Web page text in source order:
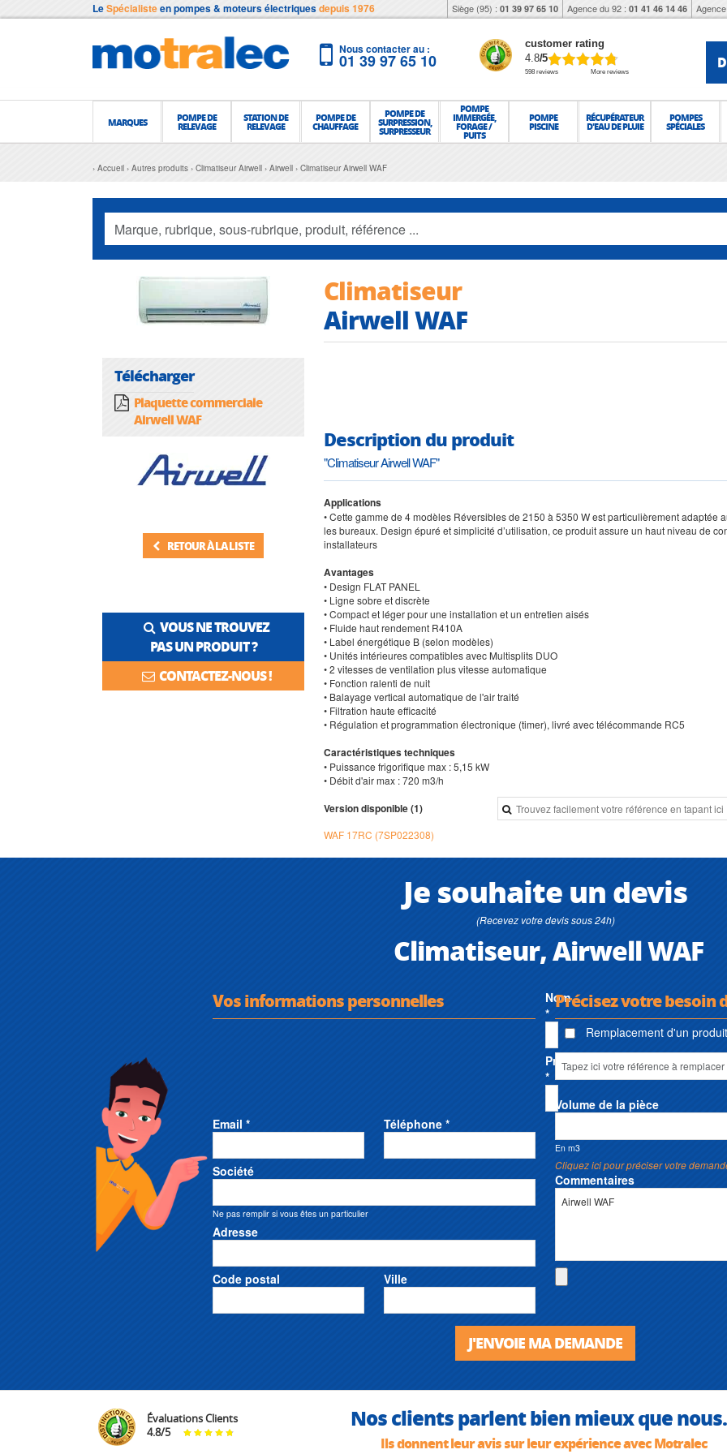
LeSpécialisteen pompes & moteurs électriquesdepuis 1976 Siège (95) : 01 39 97 65 10 Agence du 92 : 01 41 46 14 46
Nous contacter au :
01 39 97 65 10
customer rating
4.8/5
598 reviews More reviews
MARQUES POMPE DE
RELEVAGE
STATION DE
RELEVAGE
POMPE DE
CHAUFFAGE
POMPE DE
SURPRESSION,
SURPRESSEUR
POMPE
IMMERGÉE,
FORAGE /
PUITS
POMPE
PISCINE
RÉCUPÉRATEUR
D'EAU DE PLUIE
POMPES
SPÉCIALES
Accueil Autres produits Climatiseur Airwell Airwell Climatiseur Airwell WAF
Télécharger
Plaquette commerciale
Airwell WAF
RETOUR À LA LISTE
VOUS NE TROUVEZ
PAS UN PRODUIT ?
CONTACTEZ-NOUS !
Climatiseur
Airwell WAF
Description du produit
"Climatiseur Airwell WAF"
Applications
• Cette gamme de 4 modèles Réversibles de 2150 à 5350 W est particulièrement adaptée
les bureaux. Design épuré et simplicité d’utilisation, ce produit assure un haut niveau de
installateurs
Avantages
• Design FLAT PANEL
• Ligne sobre et discrète
• Compact et léger pour une installation et un entretien aisés
• Fluide haut rendement R410A
• Label énergétique B (selon modèles)
• Unités intérieures compatibles avec Multisplits DUO
• 2 vitesses de ventilation plus vitesse automatique
• Fonction ralenti de nuit
• Balayage vertical automatique de l'air traité
• Filtration haute efficacité
• Régulation et programmation électronique (timer), livré avec télécommande RC5
Caractéristiques techniques
• Puissance frigorifique max : 5,15 kW
• Débit d'air max : 720 m3/h
Version disponible (1)
WAF 17RC (7SP022308)
Je souhaite un devis
(Recevez votre devis sous 24h)
Climatiseur, Airwell WAF
Vos informations personnelles
Nom
*
Prénom
*
Email * Téléphone *
Société
Ne pas remplir si vous êtes un particulier
Adresse
Code postal Ville
Précisez votre besoin
Remplacement d'un
Volume de la pièce
En m3
Cliquez ici pour préciser votre
Commentaires
J'ENVOIE MA DEMANDE
Évaluations Clients
4.8/5 Nos clients parlent bien mieux que
Ils donnent leur avis sur leur expérience avec Motralec